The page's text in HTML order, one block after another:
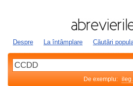
Despre La întâmplare Căutări
De exemplu: ileg.